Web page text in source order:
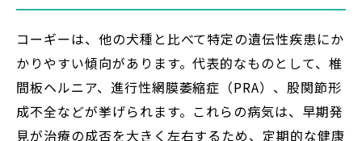
コーギーは、他の犬種と比べて特定の遺伝性疾患にか
かりやすい傾向があります。代表的なものとして、椎
間板ヘルニア、進行性網膜萎縮症（PRA）、股関節形
成不全などが挙げられます。これらの病気は、早期発
見が治療の成否を大きく左右するため、定期的な健康